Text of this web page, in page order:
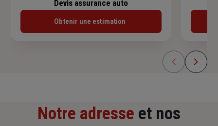
Devis assurance auto
Obtenir une estimation
Notre adresse et nos